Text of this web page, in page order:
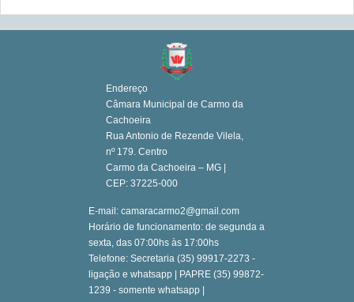
Endereço
Câmara Municipal de Carmo da
Cachoeira
Rua Antonio de Rezende Vilela,
nº 179. Centro
Carmo da Cachoeira – MG |
CEP: 37225-000
E-mail: camaracarmo2@gmail.com
Horário de funcionamento: de segunda a
sexta, das 07:00hs às 17:00hs
Telefone: Secretaria (35) 99917-2273 -
ligação e whatsapp | PAPRE (35) 99872-
1239 - somente whatsapp |